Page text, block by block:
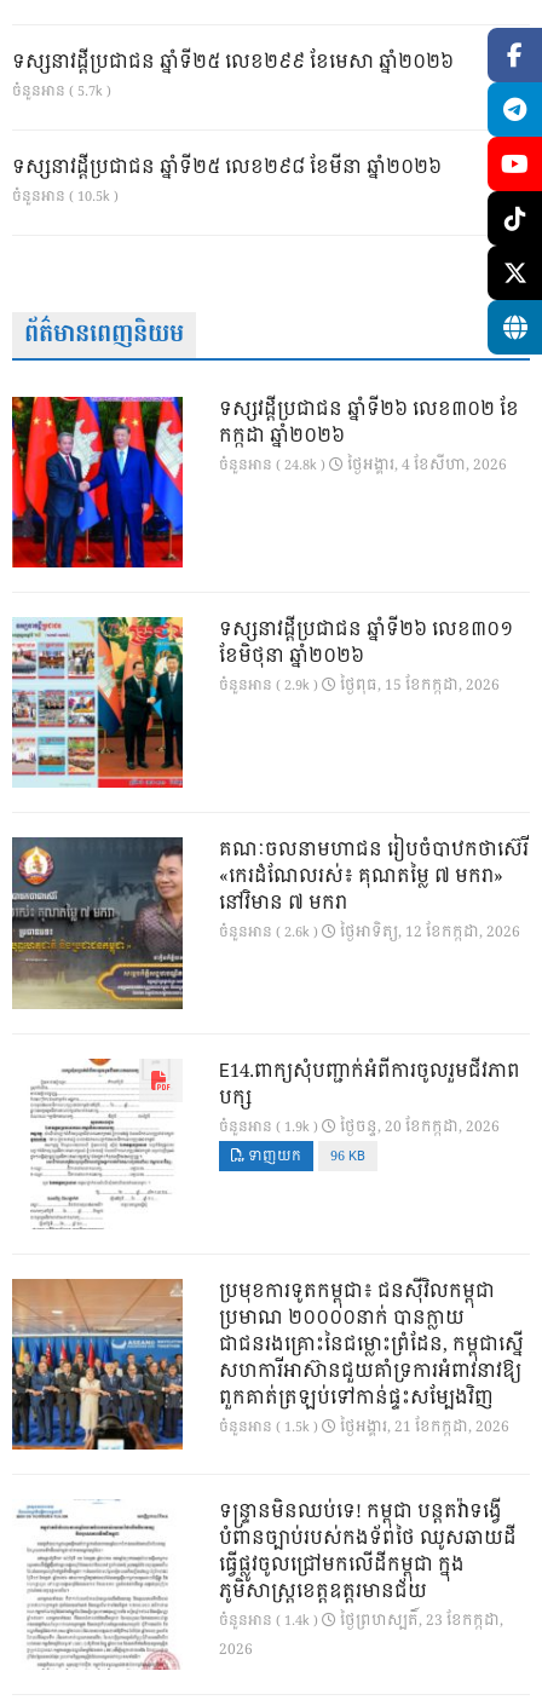
ទស្សនាវដ្ដីប្រជាជន ឆ្នាំទី២៥ លេខ២៩៩ ខែមេសា ឆ្នាំ២០២៦
ចំនួនអាន ( 5.7k )
ទស្សនាវដ្ដីប្រជាជន ឆ្នាំទី២៥ លេខ២៩៨ ខែមីនា ឆ្នាំ២០២៦
ចំនួនអាន ( 10.5k )
ព័ត៌មានពេញនិយម
ទស្សវដ្តីប្រជាជន ឆ្នាំទី២៦ លេខ៣០២ ខែ
កក្កដា ឆ្នាំ២០២៦
ចំនួនអាន ( 24.8k ) ថ្ងៃ​អង្គារ, 4 ខែ​សីហា, 2026
ទស្សនាវដ្ដីប្រជាជន ឆ្នាំទី២៦ លេខ៣០១
ខែមិថុនា ឆ្នាំ២០២៦
ចំនួនអាន ( 2.9k ) ថ្ងៃ​ពុធ, 15 ខែ​កក្កដា, 2026
គណៈចលនាមហាជន រៀបចំបាឋកថាស៊េរី
«កេរដំណែលរស់៖ គុណតម្លៃ ៧ មករា»
នៅវិមាន ៧ មករា
ចំនួនអាន ( 2.6k ) ថ្ងៃ​អាទិត្យ, 12 ខែ​កក្កដា, 2026
E14.ពាក្យសុំបញ្ជាក់អំពីការចូលរួមជីវភាព
បក្ស
ចំនួនអាន ( 1.9k ) ថ្ងៃ​ចន្ទ, 20 ខែ​កក្កដា, 2026
ទាញយក 96 KB
ប្រមុខការទូតកម្ពុជា៖ ជនស៊ីវិលកម្ពុជា
ប្រមាណ ២០០០០នាក់ បានក្លាយ
ជាជនរងគ្រោះនៃជម្លោះព្រំដែន, កម្ពុជាស្នើ
សហការីអាស៊ានជួយគាំទ្រការអំពាវនាវឱ្យ
ពួកគាត់ត្រឡប់ទៅកាន់ផ្ទះសម្បែងវិញ
ចំនួនអាន ( 1.5k ) ថ្ងៃ​អង្គារ, 21 ខែ​កក្កដា, 2026
ទន្ទ្រានមិនឈប់ទេ! កម្ពុជា បន្តតវ៉ាទង្វើ
បំពានច្បាប់របស់កងទ័ពថៃ ឈូសឆាយដី
ធ្វើផ្លូវចូលជ្រៅមកលើដីកម្ពុជា ក្នុង
ភូមិសាស្ត្រខេត្តឧត្តរមានជ័យ
ចំនួនអាន ( 1.4k )
ថ្ងៃ​ព្រហស្បតិ៍, 23 ខែ​កក្កដា,
2026